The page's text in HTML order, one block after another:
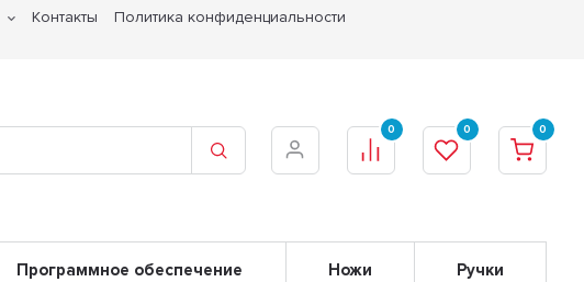
Контакты
Политика конфиденциальности
0 0 0
Программное обеспечение Ножи Ручки